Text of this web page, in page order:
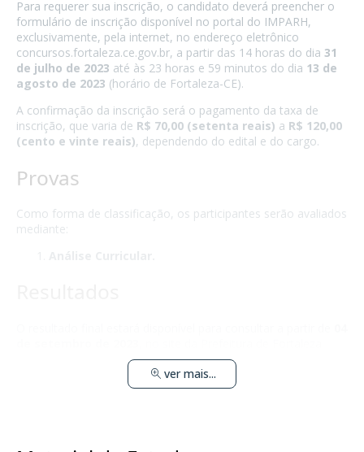
Para requerer sua inscrição, o candidato deverá preencher o
formulário de inscrição disponível no portal do IMPARH,
exclusivamente, pela internet, no endereço eletrônico
concursos.fortaleza.ce.gov.br, a partir das 14 horas do dia 31
de julho de 2023 até às 23 horas e 59 minutos do dia 13 de
agosto de 2023 (horário de Fortaleza-CE).
A confirmação da inscrição será o pagamento da taxa de
inscrição, que varia de R$ 70,00 (setenta reais) a R$ 120,00
(cento e vinte reais), dependendo do edital e do cargo.
Provas
Como forma de classificação, os participantes serão avaliados
mediante:
ver mais...